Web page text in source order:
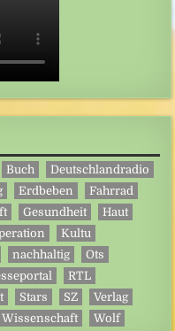
Buch
Deutschlandradio
Erdbeben
Fahrrad
Gesundheit
Haut
Kultu
nachhaltig
Ots
RTL
Stars SZ
Verlag
Wissenschaft Wolf